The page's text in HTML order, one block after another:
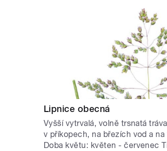
Lipnice obecná
Vyšší vytrvalá, volně trsnatá
v příkopech, na březích vod a
Doba květu: květen - červenec